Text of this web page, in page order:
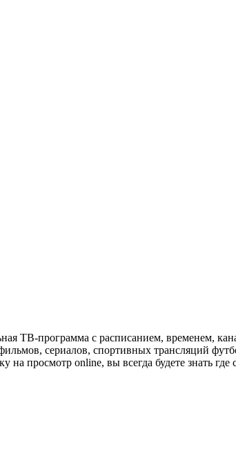
ТВ-программа с расписанием, временем,
сериалов, спортивных трансляций
просмотр online, вы всегда будете знать где